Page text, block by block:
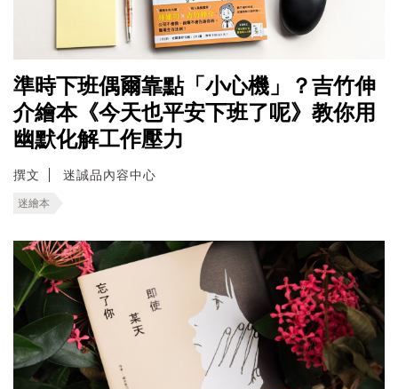
準時下班偶爾靠點「小心機」？吉竹伸
介繪本《今天也平安下班了呢》教你用
幽默化解工作壓力
撰文 迷誠品內容中心
迷繪本